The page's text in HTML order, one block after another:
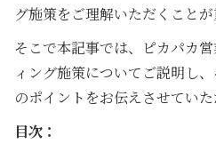
グ施策をご理解いただくことが
そこで本記事では、ピカパカ
ィング施策についてご説明し
のポイントをお伝えさせていた
目次：